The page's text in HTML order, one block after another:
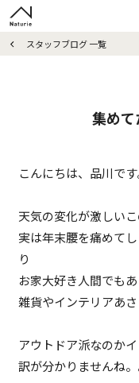
スタッフブログ 一覧
集め
こんにちは、品川です
天気の変化が激しいこ
実は年末腰を痛めて
り
お家大好き人間でも
雑貨やインテリアあ
アウトドア派なのか
訳が分かりませんね。